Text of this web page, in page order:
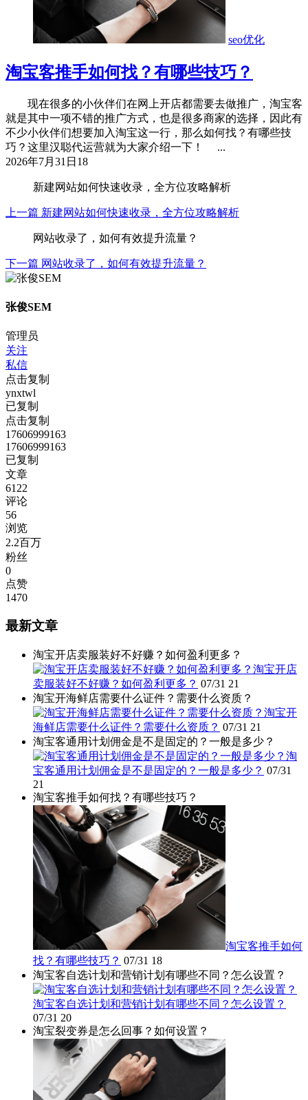
seo优化
淘宝客推手如何找？有哪些技巧？
现在很多的小伙伴们在网上开店都需要去做推广，淘宝客
就是其中一项不错的推广方式，也是很多商家的选择，因此有
不少小伙伴们想要加入淘宝这一行，那么如何找？有哪些技
巧？这里汉聪代运营就为大家介绍一下！ ...
2026年7月31日 18
新建网站如何快速收录，全方位攻略解析
上一篇 新建网站如何快速收录，全方位攻略解析
网站收录了，如何有效提升流量？
下一篇 网站收录了，如何有效提升流量？
张俊SEM
管理员
关注
私信
点击复制
ynxtwl
已复制
点击复制
17606999163
17606999163
已复制
文章
6122
评论
56
浏览
2.2百万
粉丝
0
点赞
1470
最新文章
淘宝开店卖服装好不好赚？如何盈利更多？
淘宝开店
卖服装好不好赚？如何盈利更多？ 07/31 21
淘宝开海鲜店需要什么证件？需要什么资质？
淘宝开
海鲜店需要什么证件？需要什么资质？ 07/31 21
淘宝客通用计划佣金是不是固定的？一般是多少？
淘
宝客通用计划佣金是不是固定的？一般是多少？ 07/31
21
淘宝客推手如何找？有哪些技巧？
淘宝客推手如何
找？有哪些技巧？ 07/31 18
淘宝客自选计划和营销计划有哪些不同？怎么设置？
淘宝客自选计划和营销计划有哪些不同？怎么设置？
07/31 20
淘宝裂变券是怎么回事？如何设置？